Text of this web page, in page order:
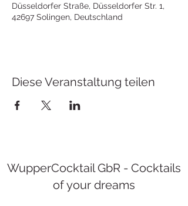
Düsseldorfer Straße, Düsseldorfer Str. 1,
42697 Solingen, Deutschland
Diese Veranstaltung teilen
WupperCocktail GbR - Cocktails
of your dreams